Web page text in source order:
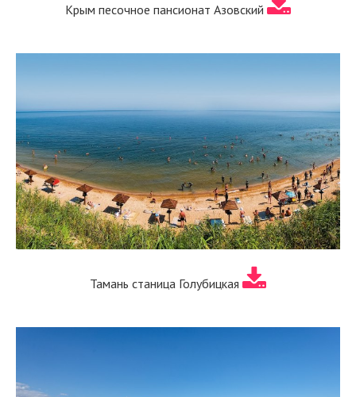
Крым песочное пансионат Азовский
Тамань станица Голубицкая